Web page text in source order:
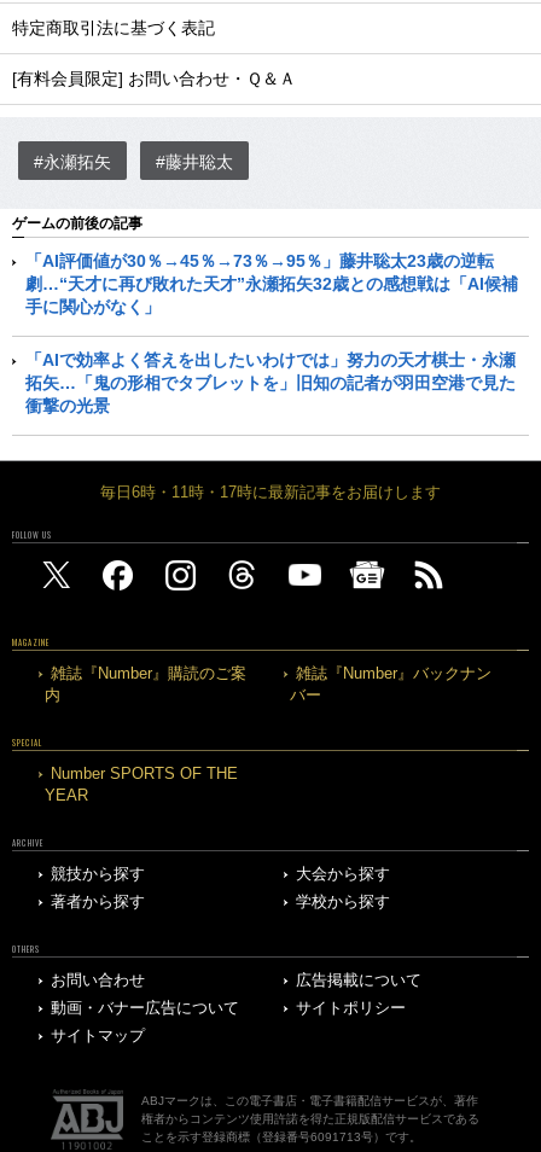
特定商取引法に基づく表記
[有料会員限定] お問い合わせ・Ｑ＆Ａ
#永瀬拓矢 #藤井聡太
ゲームの前後の記事
「AI評価値が30％→45％→73％→95％」藤井聡太23歳の逆転
劇…“天才に再び敗れた天才”永瀬拓矢32歳との感想戦は「AI候補
手に関心がなく」
「AIで効率よく答えを出したいわけでは」努力の天才棋士・永瀬
拓矢…「鬼の形相でタブレットを」旧知の記者が羽田空港で見た
衝撃の光景
毎日6時・11時・17時に最新記事をお届けします
FOLLOW US
MAGAZINE
雑誌『Number』購読のご案
内
雑誌『Number』バックナン
バー
SPECIAL
Number SPORTS OF THE
YEAR
ARCHIVE
競技から探す
大会から探す
著者から探す
学校から探す
OTHERS
お問い合わせ
広告掲載について
動画・バナー広告について
サイトポリシー
サイトマップ
ABJマークは、この電子書店・電子書籍配信サービスが、著作
権者からコンテンツ使用許諾を得た正規版配信サービスである
ことを示す登録商標（登録番号6091713号）です。